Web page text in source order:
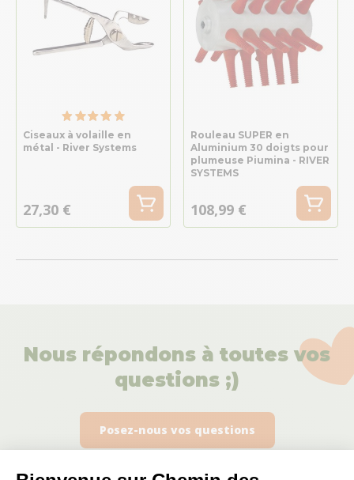
Ciseaux à volaille en
métal - River Systems
27,30 €
Rouleau SUPER en
Aluminium 30 doigts pour
plumeuse Piumina - RIVER
SYSTEMS
108,99 €
Nous répondons à toutes vos
questions ;)
Posez-nous vos questions